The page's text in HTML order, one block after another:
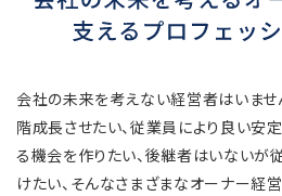
会社の未来を考えない経営者はいませ
階成長させたい、従業員により良い安
る機会を作りたい、後継者はいない
けたい、そんなさまざまなオーナー経